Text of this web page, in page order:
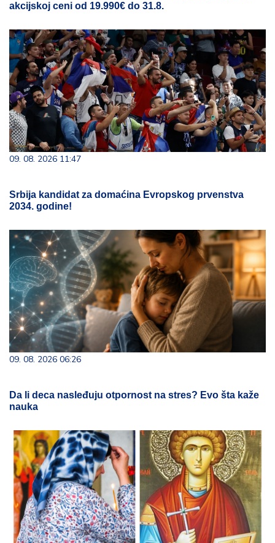
akcijskoj ceni od 19.990€ do 31.8.
09. 08. 2026 11:47
Srbija kandidat za domaćina Evropskog prvenstva
2034. godine!
09. 08. 2026 06:26
Da li deca nasleđuju otpornost na stres? Evo šta kaže
nauka